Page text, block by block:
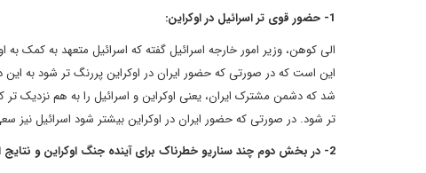
1- حضور قوی تر اسرائیل در اوکراین:
شد که دشمن مشترک ایران، یعنی اوکراین و اسرائیل را به هم نزدیک
تر شود. در صورتی که حضور ایران در اوکراین بیشتر شود اسرائیل نیز
2- در بخش دوم چند سناریو خطرناک برای آینده جنگ اوکراین و نتایج این سناریو ها را برای کشورمان را مورد برسی قرار می دهیم: